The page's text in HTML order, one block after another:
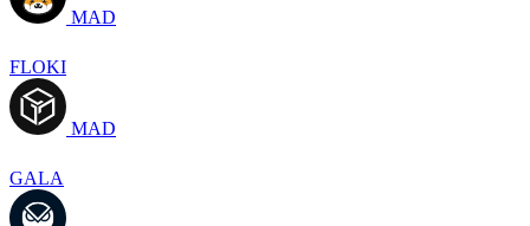
MAD
FLOKI
MAD
GALA